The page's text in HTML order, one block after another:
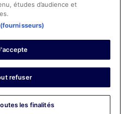
et Eurocard.
d’Expedia Group. Tous droits
sont des marques
d’Expedia, Inc.
études d’audience et
refuser
les finalités